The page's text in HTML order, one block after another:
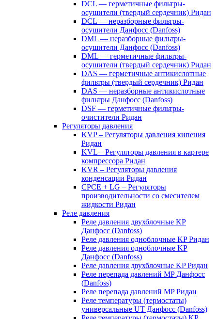
DCL — герметичные фильтры-
осушители (твердый сердечник) Ридан
DCL — неразборные фильтры-
осушители Данфосс (Danfoss)
DML — неразборные фильтры-
осушители Данфосс (Danfoss)
DML — герметичные фильтры-
осушители (твердый сердечник) Ридан
DAS — герметичные антикислотные
фильтры (твердый сердечник) Ридан
DAS — неразборные антикислотные
фильтры Данфосс (Danfoss)
DSF — герметичные фильтры-
очистители Ридан
Регуляторы давления
KVP – Регуляторы давления кипения
Ридан
KVL – Регуляторы давления в картере
компрессора Ридан
KVR – Регуляторы давления
конденсации Ридан
CPCE + LG – Регуляторы
производительности со смесителем
жидкости Ридан
Реле давления
Реле давления двухблочные KP
Данфосс (Danfoss)
Реле давления одноблочные KP Ридан
Реле давления одноблочные KP
Данфосс (Danfoss)
Реле давления двухблочные KP Ридан
Реле перепада давлений MP Данфосс
(Danfoss)
Реле перепада давлений MP Ридан
Реле температуры (термостаты)
универсальные UT Данфосс (Danfoss)